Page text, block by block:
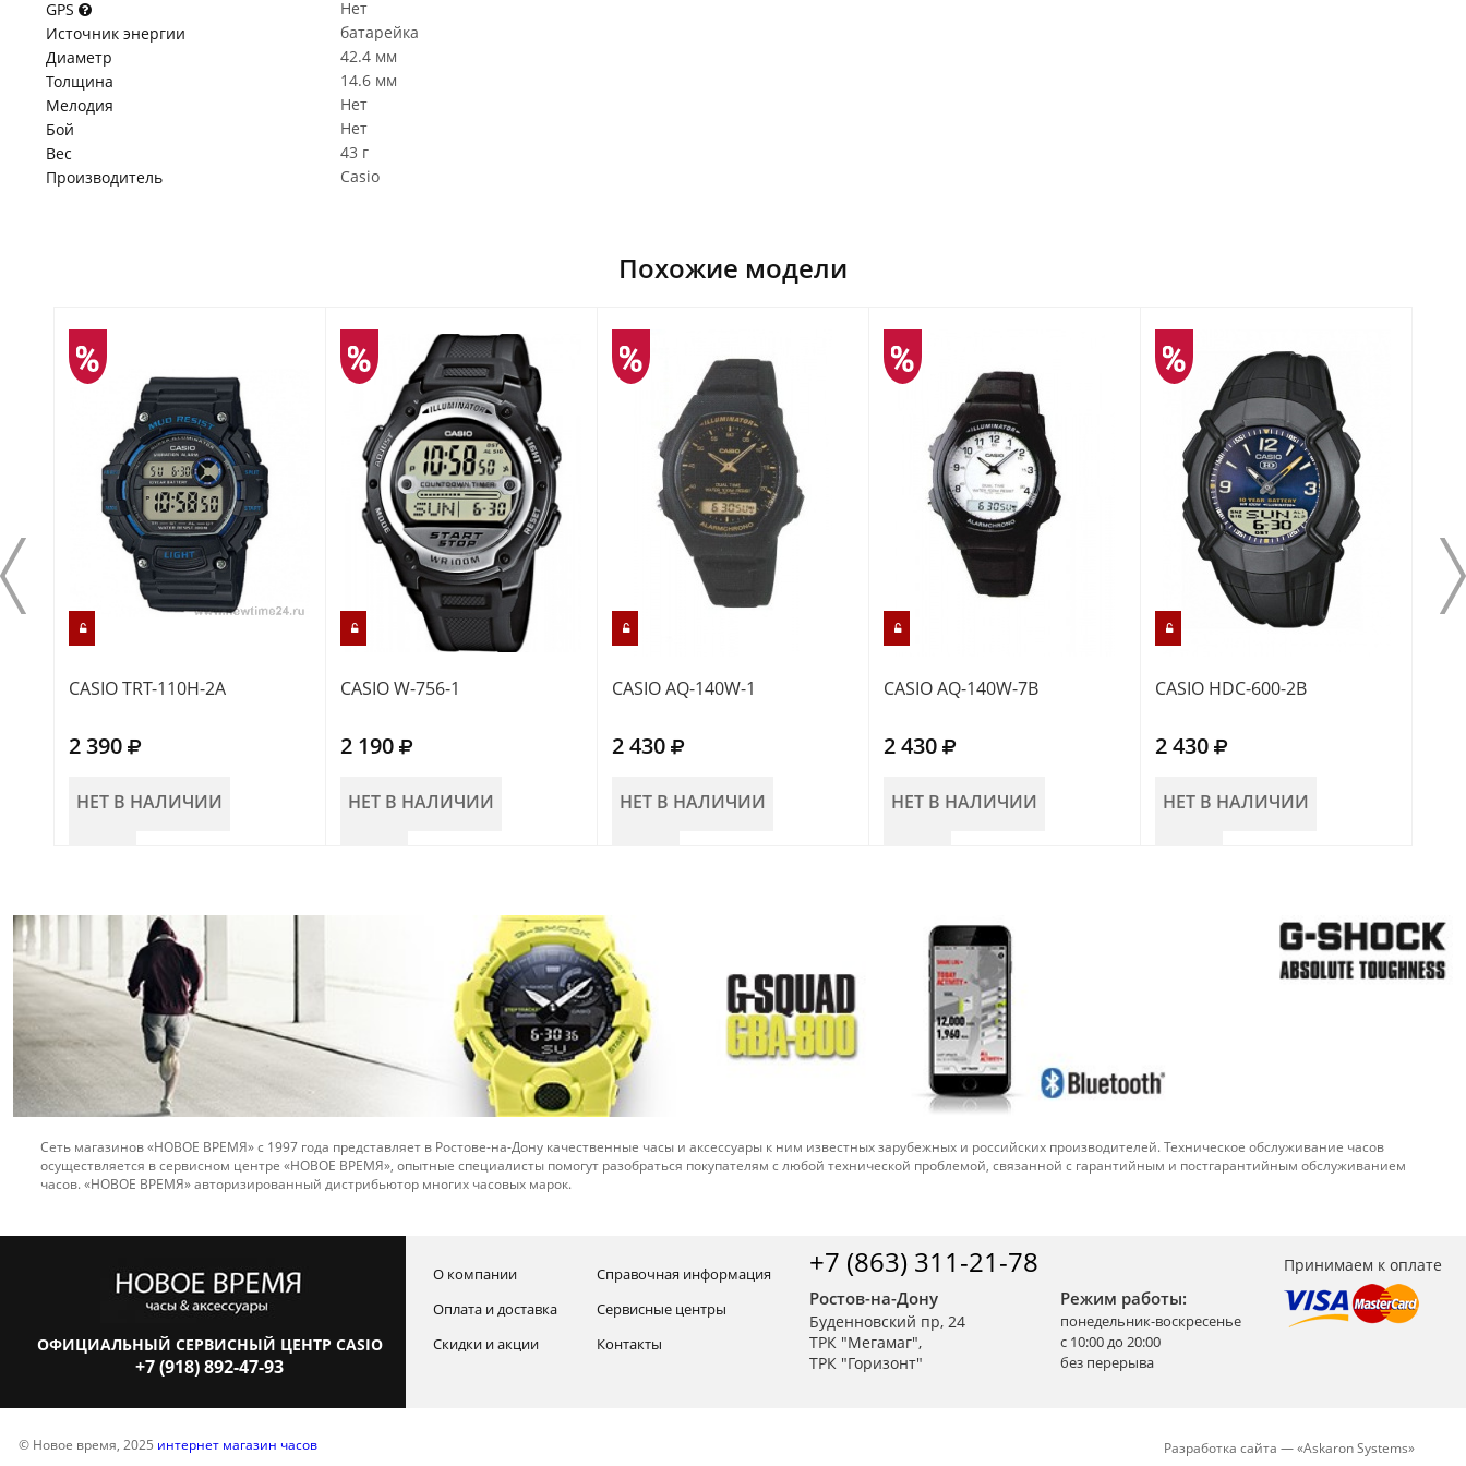
GPS
Нет
Источник энергии
батарейка
Диаметр
42.4 мм
Толщина
14.6 мм
Мелодия
Нет
Бой
Нет
Вес
43 г
Производитель
Casio
Похожие модели
CASIO TRT-110H-2A
2 390
НЕТ В НАЛИЧИИ
CASIO W-756-1
2 190
НЕТ В НАЛИЧИИ
CASIO AQ-140W-1
2 430
НЕТ В НАЛИЧИИ
CASIO AQ-140W-7B
2 430
НЕТ В НАЛИЧИИ
CASIO HDC-600-2B
2 430
НЕТ В НАЛИЧИИ
Сеть магазинов «НОВОЕ ВРЕМЯ» с 1997 года представляет в Ростове-на-Дону качественные часы и аксессуары к ним известных зарубежных и российских производителей. Техническое обслуживание часов
осуществляется в сервисном центре «НОВОЕ ВРЕМЯ», опытные специалисты помогут разобраться покупателям с любой технической проблемой, связанной с гарантийным и постгарантийным обслуживанием
часов. «НОВОЕ ВРЕМЯ» авторизированный дистрибьютор многих часовых марок.
ОФИЦИАЛЬНЫЙ СЕРВИСНЫЙ ЦЕНТР CASIO
+7 (918) 892-47-93
О компании
Оплата и доставка
Скидки и акции
Справочная информация
Сервисные центры
Контакты
+7 (863) 311-21-78
Режим работы:
понедельник-воскресенье
с 10:00 до 20:00
без перерыва
Ростов-на-Дону
Буденновский пр, 24
ТРК "Мегамаг",
ТРК "Горизонт"
Принимаем к оплате
© Новое время, 2025 интернет магазин часов Разработка сайта —«Askaron Systems»